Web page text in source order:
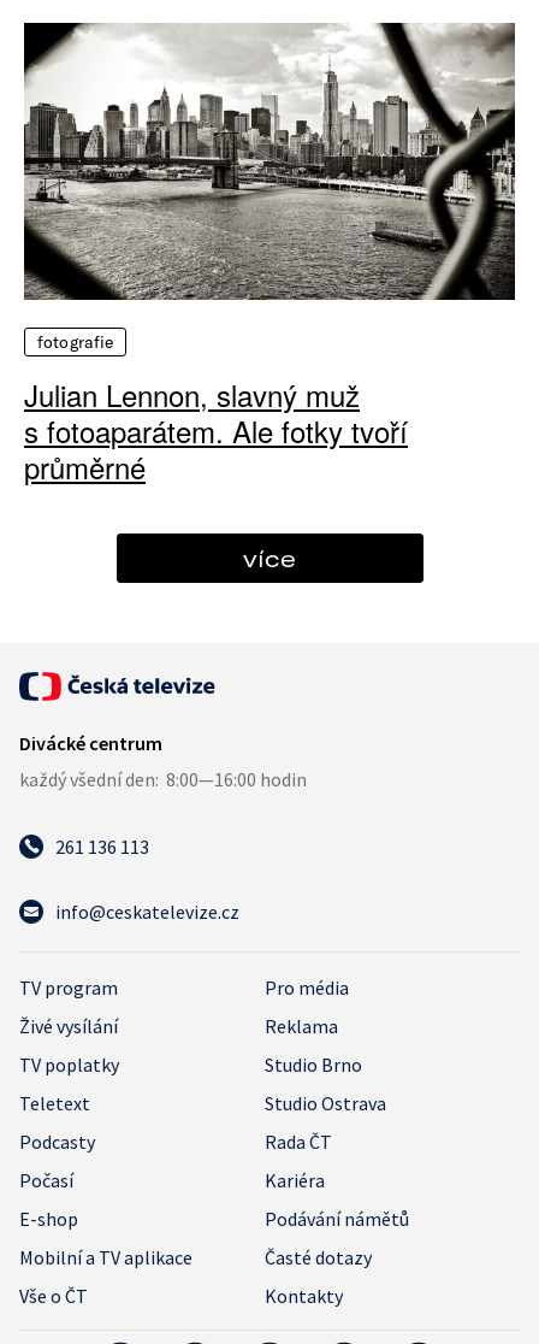
fotografie
Julian Lennon, slavný muž
s fotoaparátem. Ale fotky tvoří
průměrné
více
261 136 113
info@ceskatelevize.cz
TV program
Pro média
Živé vysílání
Reklama
TV poplatky
Studio Brno
Teletext
Studio Ostrava
Podcasty
Rada ČT
Počasí
Kariéra
E-shop
Podávání námětů
Mobilní a TV aplikace
Časté dotazy
Vše o ČT
Kontakty